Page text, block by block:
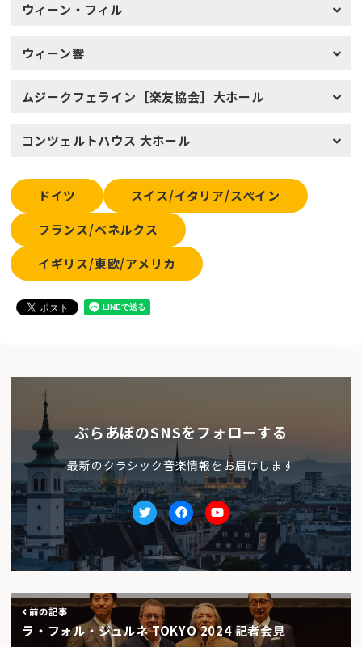
ウィーン・フィル
ウィーン響
ムジークフェライン［楽友協会］大ホール
コンツェルトハウス 大ホール
ドイツ
スイス/イタリア/スペイン
フランス/ベネルクス
イギリス/東欧/アメリカ
ぶらあぼのSNSをフォローする
最新のクラシック音楽情報をお届けします
TwitterfacebookYoutube
前の記事
ラ・フォル・ジュルネ TOKYO 2024 記者会見